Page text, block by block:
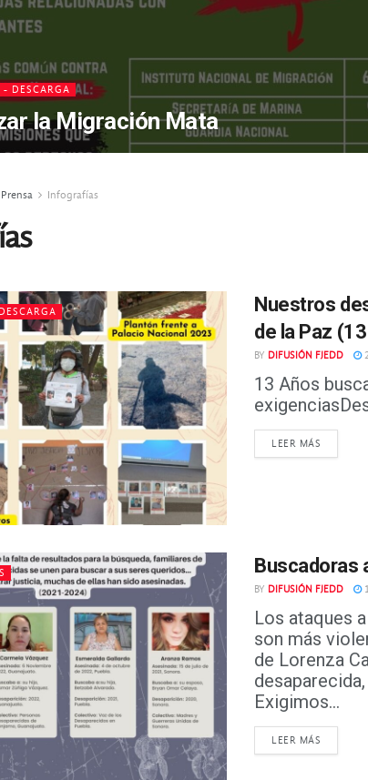
DESCARGA
la Migración Mata
Prensa Infografías
Nuestros
de la Paz
BY DIFUSIÓN FJEDD
13 Años
LEER MÁS
Buscadoras
BY DIFUSIÓN FJEDD
Los ataques
son más
de Lorenza
Exigimos...
LEER MÁS